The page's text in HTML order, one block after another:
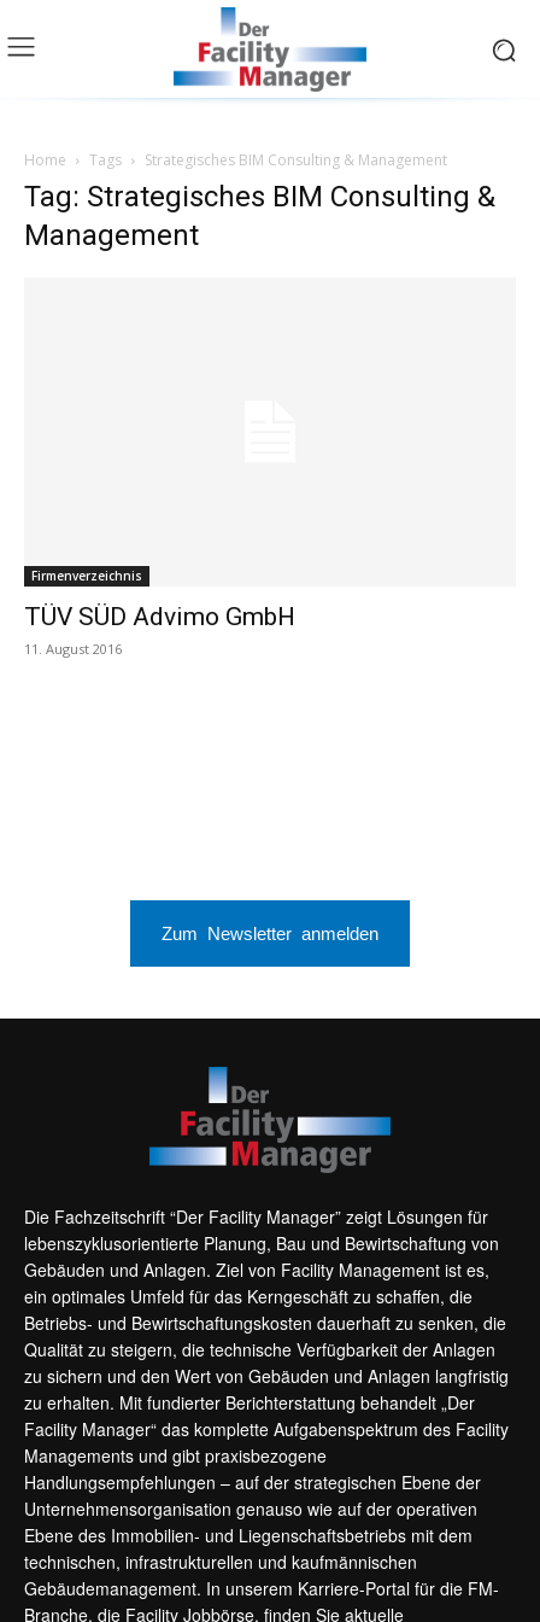
Home Tags Strategisches BIM Consulting & Management
Tag: Strategisches BIM Consulting &
Management
Firmenverzeichnis
TÜV SÜD Advimo GmbH
11. August 2016
Zum Newsletter anmelden
Die Fachzeitschrift “Der Facility Manager” zeigt Lösungen für
lebenszyklusorientierte Planung, Bau und Bewirtschaftung von
Gebäuden und Anlagen. Ziel von Facility Management ist es,
ein optimales Umfeld für das Kerngeschäft zu schaffen, die
Betriebs- und Bewirtschaftungskosten dauerhaft zu senken, die
Qualität zu steigern, die technische Verfügbarkeit der Anlagen
zu sichern und den Wert von Gebäuden und Anlagen langfristig
zu erhalten. Mit fundierter Berichterstattung behandelt „Der
Facility Manager“ das komplette Aufgabenspektrum des Facility
Managements und gibt praxisbezogene
Handlungsempfehlungen – auf der strategischen Ebene der
Unternehmensorganisation genauso wie auf der operativen
Ebene des Immobilien- und Liegenschaftsbetriebs mit dem
technischen, infrastrukturellen und kaufmännischen
Gebäudemanagement. In unserem Karriere-Portal für die FM-
Branche, die Facility Jobbörse, finden Sie aktuelle